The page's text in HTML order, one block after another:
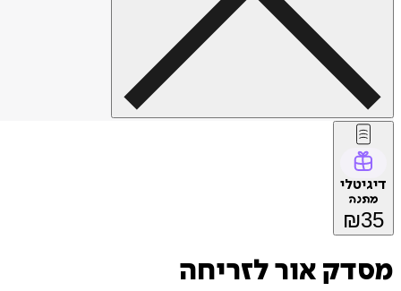
דיגיטלי
מתנה
₪35
מסדק אור לזריחה